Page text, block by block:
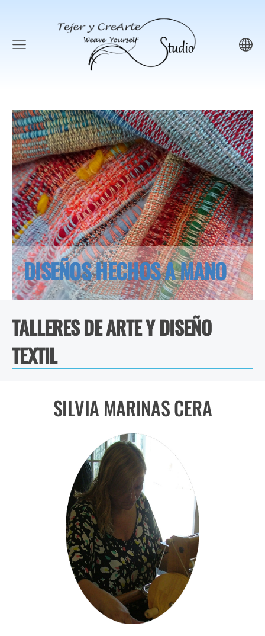
DISEÑOS HECHOS A MANO
TALLERES DE ARTE Y DISEÑO
TEXTIL
SILVIA MARINAS CERA